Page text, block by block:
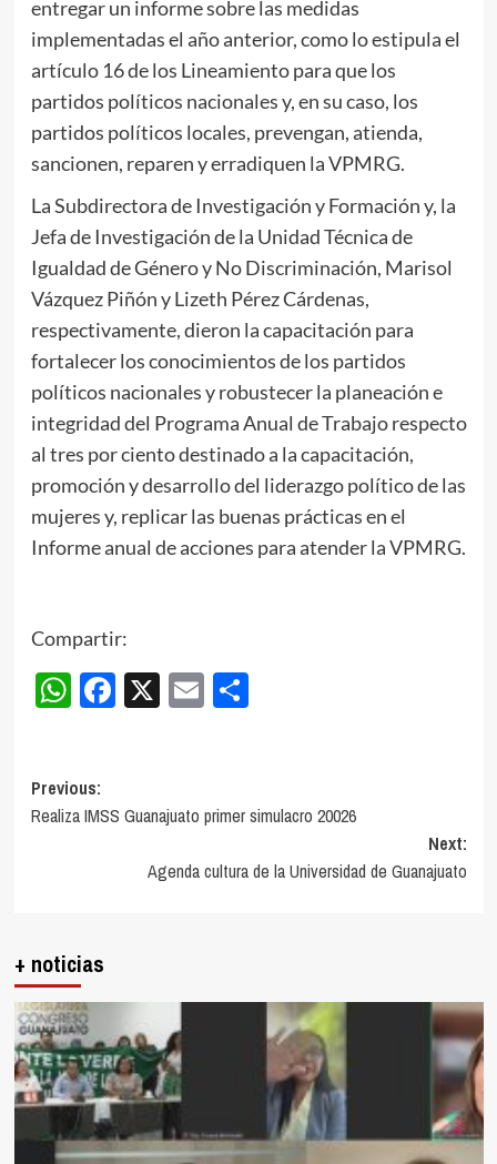
entregar un informe sobre las medidas
implementadas el año anterior, como lo estipula el
artículo 16 de los Lineamiento para que los
partidos políticos nacionales y, en su caso, los
partidos políticos locales, prevengan, atienda,
sancionen, reparen y erradiquen la VPMRG.
La Subdirectora de Investigación y Formación y, la
Jefa de Investigación de la Unidad Técnica de
Igualdad de Género y No Discriminación, Marisol
Vázquez Piñón y Lizeth Pérez Cárdenas,
respectivamente, dieron la capacitación para
fortalecer los conocimientos de los partidos
políticos nacionales y robustecer la planeación e
integridad del Programa Anual de Trabajo respecto
al tres por ciento destinado a la capacitación,
promoción y desarrollo del liderazgo político de las
mujeres y, replicar las buenas prácticas en el
Informe anual de acciones para atender la VPMRG.
Compartir:
WhatsApp
Facebook
X EmailCompartir
Post
navigation
Previous:
Realiza IMSS Guanajuato primer simulacro 20026
Next:
Agenda cultura de la Universidad de Guanajuato
+ noticias